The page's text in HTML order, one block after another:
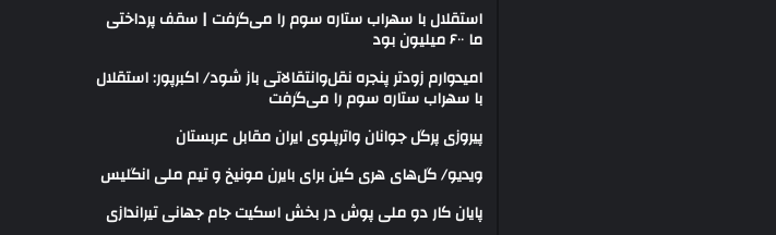
استقلال با سهراب ستاره سوم را می‌گرفت | سقف پرداختی
ما ۶۰۰ میلیون بود
امیدوارم زودتر پنجره نقل‌وانتقالاتی باز شود/ اکبرپور: استقلال
با سهراب ستاره سوم را می‌گرفت
پیروزی پرگل جوانان واترپلوی ایران مقابل عربستان
ویدیو/ گل‌های هری‌ کین برای بایرن مونیخ و تیم ملی انگلیس
پایان کار دو ملی پوش در بخش اسکیت جام جهانی تیراندازی